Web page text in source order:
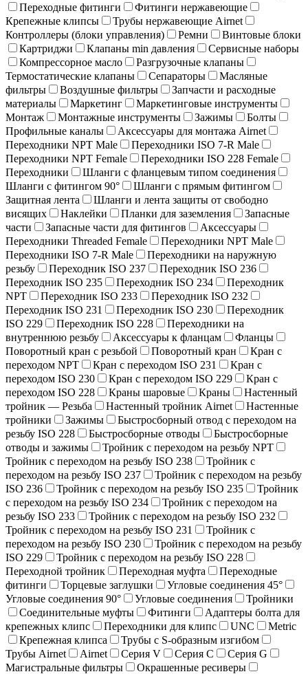
Переходные фитинги
Фитинги нержавеющие
Крепежные клипсы
Трубы нержавеющие Airnet
Контроллеры (блоки управления)
Ремни
Винтовые блоки
Картриджи
Клапаны min давления
Сервисные наборы
Компрессорное масло
Разгрузочные клапаны
Термостатические клапаны
Сепараторы
Масляные
фильтры
Воздушные фильтры
Запчасти и расходные
материалы
Маркетинг
Маркетинговые инструменты
Монтаж
Монтажные инструменты Зажимы
Болты
Профильные каналы
Аксессуары для монтажа Airnet
Переходники NPT Male
Переходники ISO 7-R Male
Переходники NPT Female
Переходники ISO 228 Female
Переходники
Шланги с фланцевым типом соединения
Шланги с фитингом 90°
Шланги с прямым фитингом
Защитная лента
Шланги и лента защиты от свободно
висящих
Наклейки Планки для заземления
Запасные
части
Запасные части для фитингов
Аксессуары
Переходники Threaded Female
Переходники NPT Male
Переходники ISO 7-R Male
Переходники на наружную
резьбу
Переходник ISO 237
Переходник ISO 236
Переходник ISO 235
Переходник ISO 234
Переходник
NPT
Переходник ISO 233
Переходник ISO 232
Переходник ISO 231
Переходник ISO 230
Переходник
ISO 229
Переходник ISO 228
Переходники на
внутреннюю резьбу
Аксессуары к фланцам
Фланцы
Поворотный кран c резьбой
Поворотный кран
Кран с
переходом NPT
Кран с переходом ISO 231
Кран с
переходом ISO 230
Кран с переходом ISO 229
Кран с
переходом ISO 228
Краны шаровые Краны
Настенный
тройник — Резьба
Настенный тройник Airnet
Настенные
тройники
Зажимы
Быстросборный отвод с переходом на
резьбу ISO 228
Быстросборные отводы
Быстросборные
отводы и зажимы
Тройник с переходом на резьбу NPT
Тройник с переходом на резьбу ISO 238
Тройник с
переходом на резьбу ISO 237
Тройник с переходом на резьбу
ISO 236
Тройник с переходом на резьбу ISO 235
Тройник
с переходом на резьбу ISO 234
Тройник с переходом на
резьбу ISO 233
Тройник с переходом на резьбу ISO 232
Тройник с переходом на резьбу ISO 231
Тройник с
переходом на резьбу ISO 230
Тройник с переходом на резьбу
ISO 229
Тройник с переходом на резьбу ISO 228
Переходной тройник
Переходная муфта
Переходные
фитинги
Торцевые заглушки
Угловые соединения 45°
Угловые соединения 90°
Угловые соединения
Тройники
Соединительные муфты
Фитинги
Адаптеры болта для
крепежных клипс
Переходники для клипс UNC
Metric
Крепежная клипса
Трубы с S-образным изгибом
Трубы Airnet
Airnet Серия V Серия C
Серия G
Магистральные фильтры
Окрашенные ресиверы